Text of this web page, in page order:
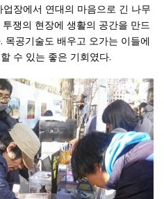
장에서 연대의 마음으로 긴 나무
쟁의 현장에 생활의 공간을 만드
공기술도 배우고 오가는 이들에
수 있는 좋은 기회였다.